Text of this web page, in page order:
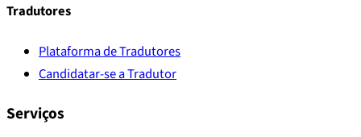
Tradutores
Plataforma de Tradutores
Candidatar-se a Tradutor
Serviços